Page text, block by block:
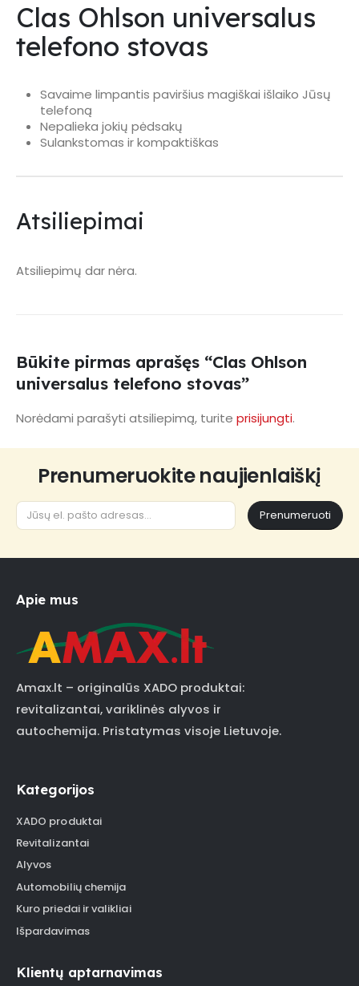
Clas Ohlson universalus
telefono stovas
Savaime limpantis paviršius magiškai išlaiko Jūsų
telefoną
Nepalieka jokių pėdsakų
Sulankstomas ir kompaktiškas
Atsiliepimai
Atsiliepimų dar nėra.
Būkite pirmas aprašęs “Clas Ohlson
universalus telefono stovas”
Norėdami parašyti atsiliepimą, turite prisijungti.
Prenumeruokite naujienlaiškį
Prenumeruoti
Apie mus
Amax.lt – originalūs XADO produktai:
revitalizantai, variklinės alyvos ir
autochemija. Pristatymas visoje Lietuvoje.
Kategorijos
XADO produktai
Revitalizantai
Alyvos
Automobilių chemija
Kuro priedai ir valikliai
Išpardavimas
Klientų aptarnavimas